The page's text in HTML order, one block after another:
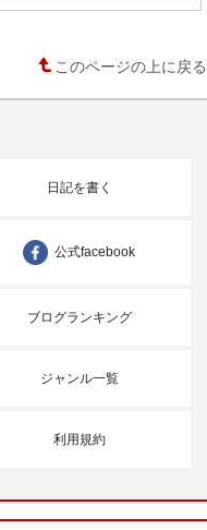
このページの上に戻る
日記を書く
公式facebook
ブログランキング
ジャンル一覧
利用規約